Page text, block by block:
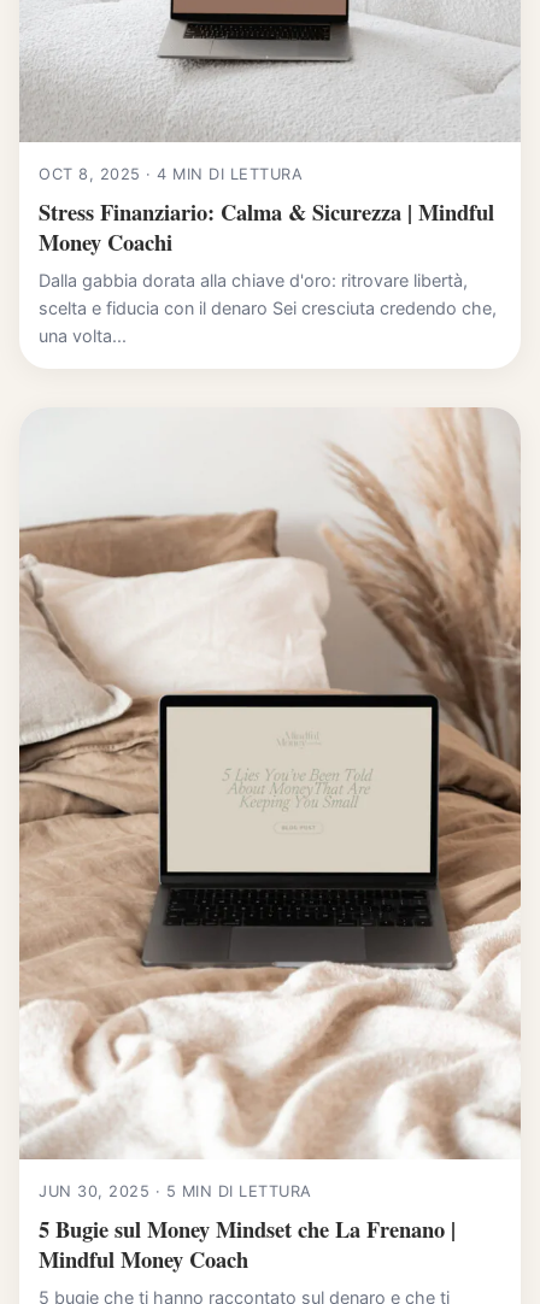
OCT 8, 2025 · 4 MIN DI LETTURA
Stress Finanziario: Calma & Sicurezza | Mindful
Money Coachi
Dalla gabbia dorata alla chiave d'oro: ritrovare libertà,
scelta e fiducia con il denaro Sei cresciuta credendo che,
una volta...
JUN 30, 2025 · 5 MIN DI LETTURA
5 Bugie sul Money Mindset che La Frenano |
Mindful Money Coach
5 bugie che ti hanno raccontato sul denaro e che ti